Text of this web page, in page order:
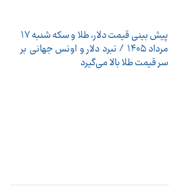
پیش ‌بینی قیمت دلار، طلا و سکه شنبه ۱۷
مرداد ۱۴۰۵ / نبرد دلار و اونس جهانی بر
سر قیمت طلا بالا می‌گیرد